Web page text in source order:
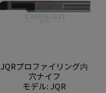
JQRプロファイリング内
穴ナイフ
モデル: JQR